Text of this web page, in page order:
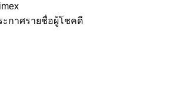
ะกาศรายชื่อผู้โชคดี